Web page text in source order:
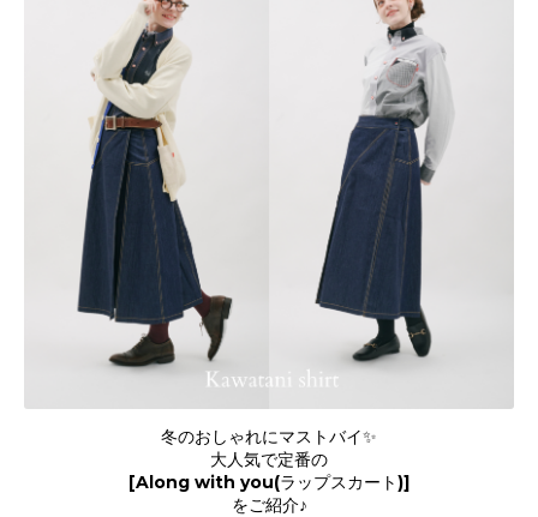
冬のおしゃれにマストバイ✨
大人気で定番の
[Along with you(ラップスカート)]
をご紹介♪